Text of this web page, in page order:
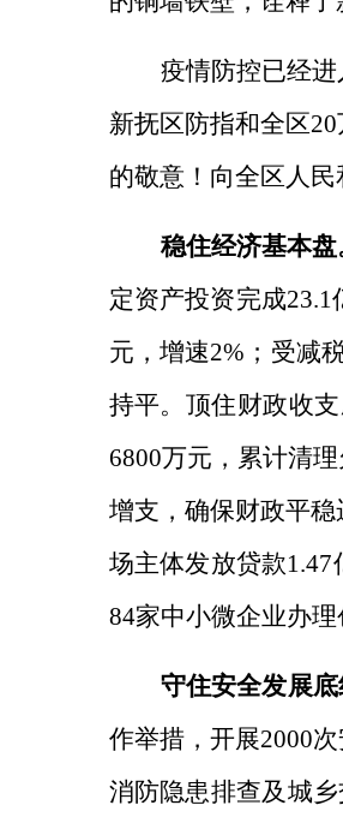
疫情防控已经
新抚区防指和全区
的敬意！向全区人
稳住经济基本盘
定资产投资完成
元，增速2%；受减
持平。 顶住财政收支
6800万元，累计清
增支，确保财政平稳
场主体发放贷款
84家中小微企业办
守住安全发展底
作举措，开展2000
消防隐患排查及城